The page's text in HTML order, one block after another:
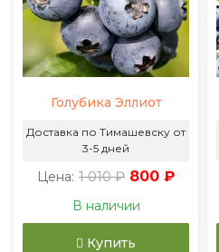
Голубика Эллиот
Доставка по Тимашевску от
3-5 дней
Цена: 1 010 ₽ 800 ₽
В наличии
Купить